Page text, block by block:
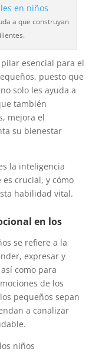
a que construyan
esencial para el
puesto que
solo les ayuda a
también
mejora el
su bienestar
la inteligencia
crucial, y cómo
habilidad vital.
en los
se refiere a la
expresar y
como para
de los
pequeños sepan
a canalizar
niños